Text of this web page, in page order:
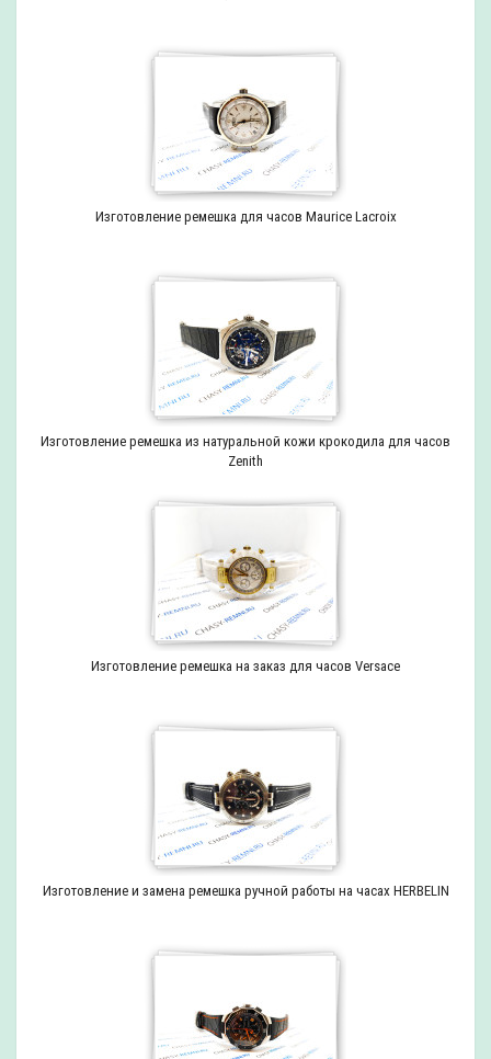
Изготовление ремешка для часов Maurice Lacroix
Изготовление ремешка из натуральной кожи крокодила для часов
Zenith
Изготовление ремешка на заказ для часов Versace
Изготовление и замена ремешка ручной работы на часах HERBELIN